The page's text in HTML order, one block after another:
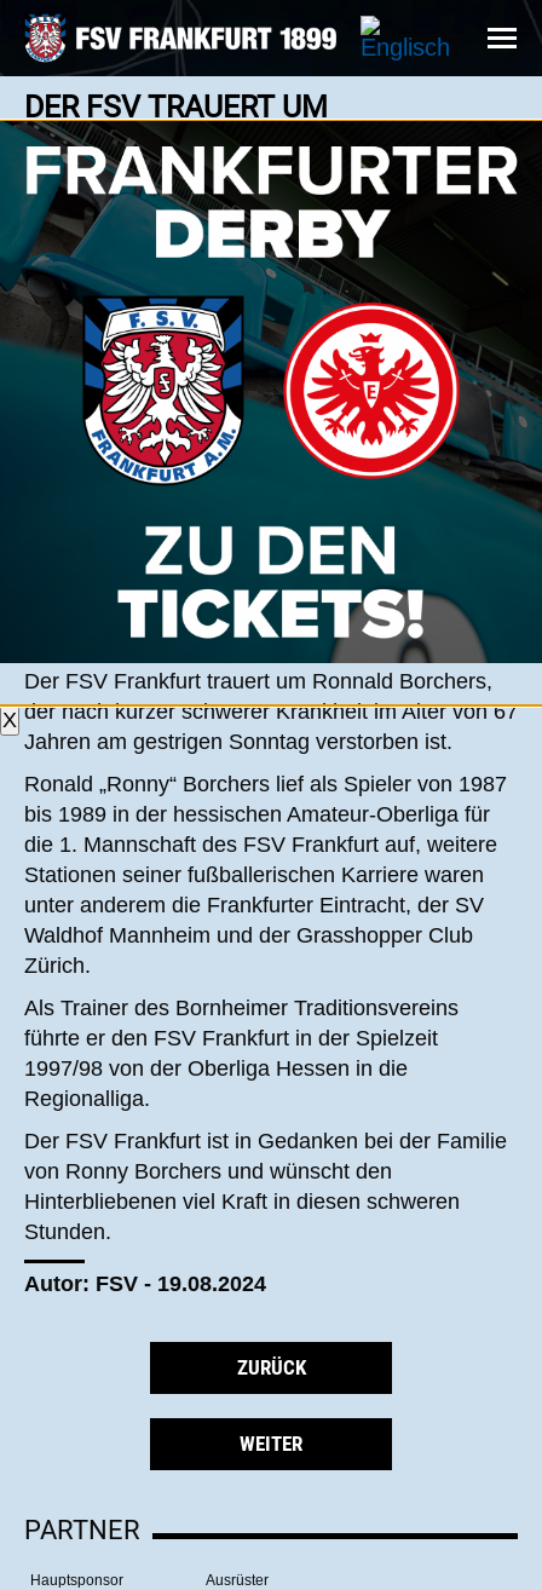
DER FSV TRAUERT UM
EHEMALGIEN SPIELER UND
TRAINER
FSV //Foto: A2 Bildagentur
RONNY BORCHERS VERSTORBEN
Der FSV Frankfurt trauert um Ronnald Borchers,
der nach kurzer schwerer Krankheit im Alter von 67
Jahren am gestrigen Sonntag verstorben ist.
Ronald „Ronny“ Borchers lief als Spieler von 1987
bis 1989 in der hessischen Amateur-Oberliga für
die 1. Mannschaft des FSV Frankfurt auf, weitere
Stationen seiner fußballerischen Karriere waren
unter anderem die Frankfurter Eintracht, der SV
Waldhof Mannheim und der Grasshopper Club
Zürich.
Als Trainer des Bornheimer Traditionsvereins
führte er den FSV Frankfurt in der Spielzeit
1997/98 von der Oberliga Hessen in die
Regionalliga.
Der FSV Frankfurt ist in Gedanken bei der Familie
von Ronny Borchers und wünscht den
Hinterbliebenen viel Kraft in diesen schweren
Stunden.
Autor: FSV - 19.08.2024
ZURÜCK
WEITER
PARTNER
Hauptsponsor Ausrüster
X